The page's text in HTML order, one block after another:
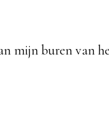
mijn buren van